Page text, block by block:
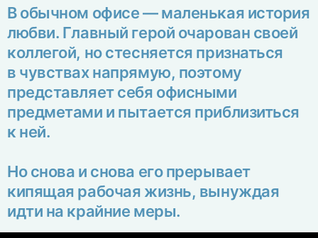
В обычном офисе — маленькая история
любви. Главный герой очарован своей
коллегой, но стесняется признаться
в чувствах напрямую, поэтому
представляет себя офисными
предметами и пытается приблизиться
к ней.
Но снова и снова его прерывает
кипящая рабочая жизнь, вынуждая